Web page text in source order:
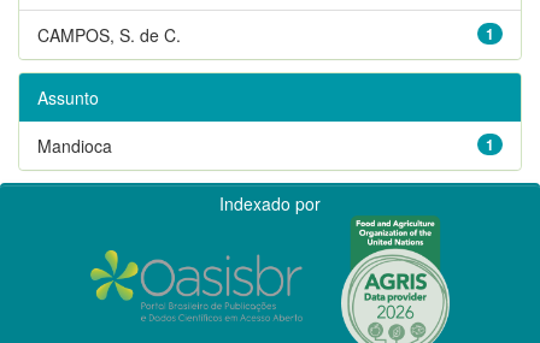
1
CAMPOS, S. de C.
Assunto
1
Mandioca
Indexado por